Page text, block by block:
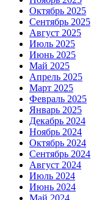
Октябрь 2025
Сентябрь 2025
Август 2025
Июль 2025
Июнь 2025
Май 2025
Апрель 2025
Март 2025
Февраль 2025
Январь 2025
Декабрь 2024
Ноябрь 2024
Октябрь 2024
Сентябрь 2024
Август 2024
Июль 2024
Июнь 2024